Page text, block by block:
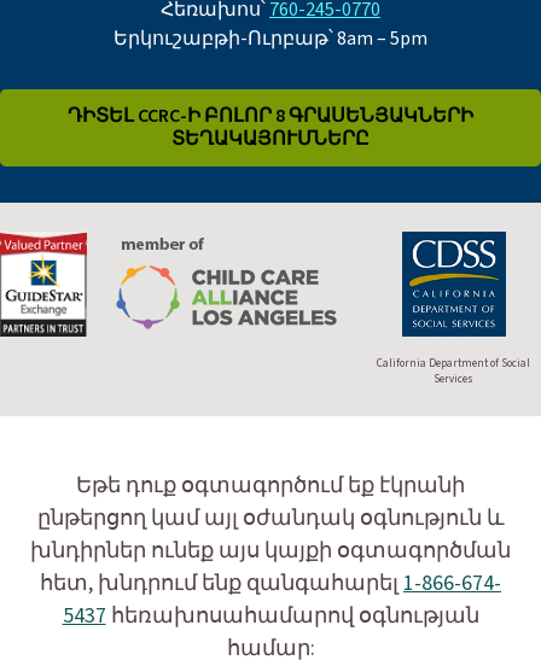
Հեռախոս՝760-245-0770
Երկուշաբթի-Ուրբաթ՝ 8am – 5pm
ԴԻՏԵԼ CCRC-Ի ԲՈԼՈՐ 8 ԳՐԱՍԵՆՅԱԿՆԵՐԻ
ՏԵՂԱԿԱՅՈՒՄՆԵՐԸ
California Department of Social
Services
Եթե դուք օգտագործում եք էկրանի
ընթերցող կամ այլ օժանդակ օգնություն և
խնդիրներ ունեք այս կայքի օգտագործման
հետ, խնդրում ենք զանգահարել 1-866-674-
5437 հեռախոսահամարով օգնության
համար: